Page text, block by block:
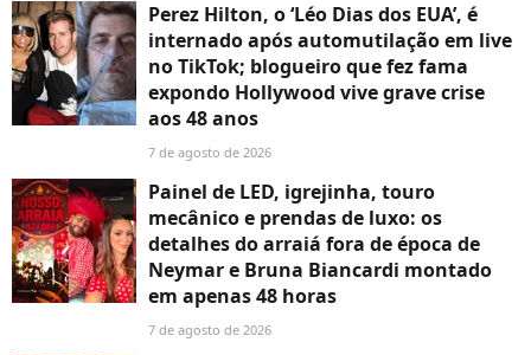
Perez Hilton, o ‘Léo Dias dos EUA’, é
internado após automutilação em live
no TikTok; blogueiro que fez fama
expondo Hollywood vive grave crise
aos 48 anos
7 de agosto de 2026
Painel de LED, igrejinha, touro
mecânico e prendas de luxo: os
detalhes do arraiá fora de época de
Neymar e Bruna Biancardi montado
em apenas 48 horas
7 de agosto de 2026